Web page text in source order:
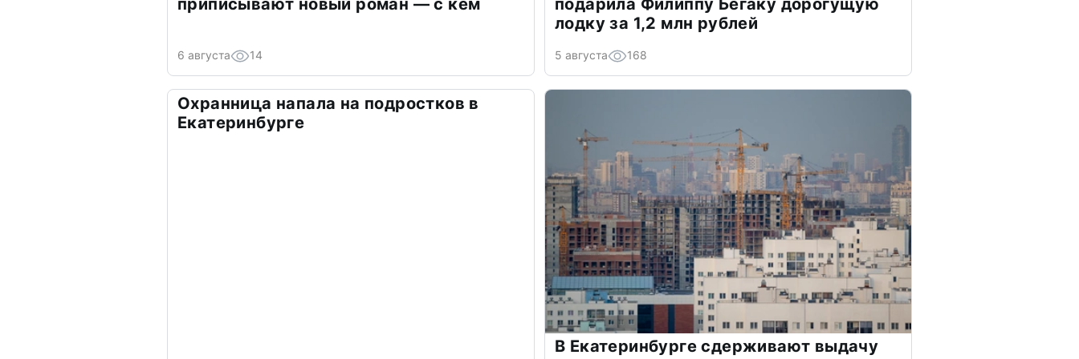
приписывают новый роман — с кем
6 августа 14
подарила Филиппу Бегаку дорогущую
лодку за 1,2 млн рублей
5 августа 168
Охранница напала на подростков в
Екатеринбурге
В Екатеринбурге сдерживают выдачу